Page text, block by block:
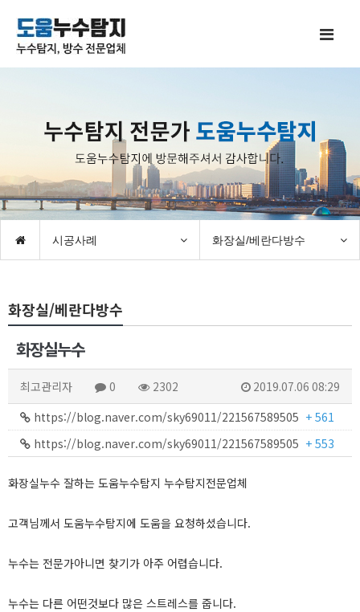
시공사례 화장실/베란다방수
화장실/베란다방수
화장실누수
최고관리자 0 2302
2019.07.06 08:29
https://blog.naver.com/sky69011/221567589505 + 561
https://blog.naver.com/sky69011/221567589505 + 553
화장실누수 잘하는 도움누수탐지 누수탐지전문업체
고객님께서 도움누수탐지에 도움을 요청하셨습니다.
누수는 전문가아니면 찾기가 아주 어렵습니다.
누수는 다른 어떤것보다 많은 스트레스를 줍니다.